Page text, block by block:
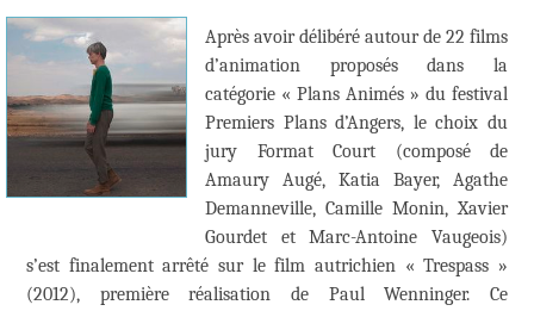
Après avoir délibéré autour de 22 films
d’animation proposés dans la
catégorie « Plans Animés » du festival
Premiers Plans d’Angers, le choix du
jury Format Court (composé de
Amaury Augé, Katia Bayer, Agathe
Demanneville, Camille Monin, Xavier
Gourdet et Marc-Antoine Vaugeois)
s’est finalement arrêté sur le film autrichien « Trespass »
(2012), première réalisation de Paul Wenninger. Ce